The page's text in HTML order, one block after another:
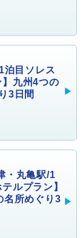
目ソレス
】九州4つの
3日間
・丸亀駅/1
ルプラン】
名所めぐり3